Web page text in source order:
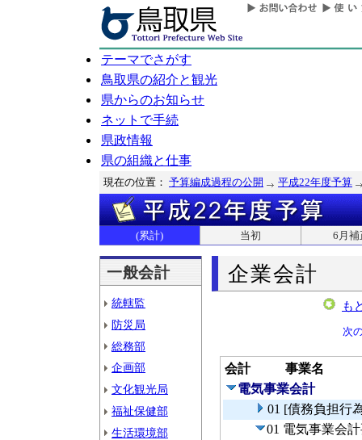
テーマでさがす
鳥取県の紹介と観光
県からのお知らせ
ネットで手続
県政情報
県の組織と仕事
現在の位置： 予算編成過程の公開 平成22年度予算
(累計) 当初 6月補
一般会計
統轄監
防災局
総務部
企画部
文化観光局
福祉保健部
生活環境部
企業会計
も
次
会計
事業名
電気事業会計
01 [債務負担行
01 電気事業会